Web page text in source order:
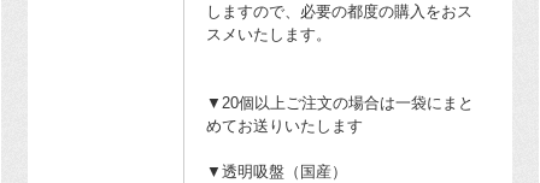
しますので、必要の都度の購入をおス
スメいたします。
▼20個以上ご注文の場合は一袋にまと
めてお送りいたします
▼透明吸盤（国産）